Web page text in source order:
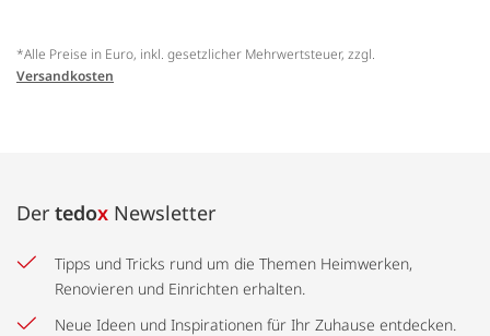
*Alle Preise in Euro, inkl. gesetzlicher Mehrwertsteuer, zzgl.
Versandkosten
Der tedox Newsletter
Tipps und Tricks rund um die Themen Heimwerken,
Renovieren und Einrichten erhalten.
Neue Ideen und Inspirationen für Ihr Zuhause entdecken.